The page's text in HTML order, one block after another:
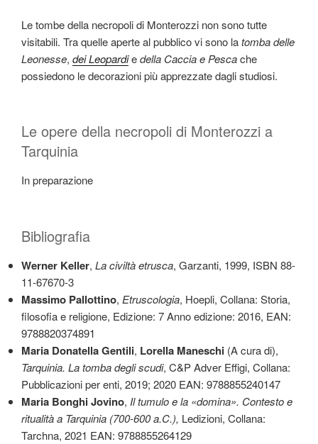
Le tombe della necropoli di Monterozzi non sono tutte
visitabili. Tra quelle aperte al pubblico vi sono latomba delle
Leonesse, dei Leopardiedella Caccia e Pescache
possiedono le decorazioni più apprezzate dagli studiosi.
Le opere della necropoli di Monterozzi a
Tarquinia
In preparazione
Bibliografia
Werner Keller, La civiltà etrusca, Garzanti, 1999, ISBN 88-
11-67670-3
Massimo Pallottino, Etruscologia, Hoepli, Collana: Storia,
filosofia e religione, Edizione: 7 Anno edizione: 2016, EAN:
9788820374891
Maria Donatella Gentili, Lorella Maneschi (A cura di),
Tarquinia. La tomba degli scudi, C&P Adver Effigi, Collana:
Pubblicazioni per enti, 2019; 2020 EAN: 9788855240147
Maria Bonghi Jovino, Il tumulo e la «domina». Contesto e
ritualità a Tarquinia (700-600 a.C.), Ledizioni, Collana:
Tarchna, 2021 EAN: 9788855264129